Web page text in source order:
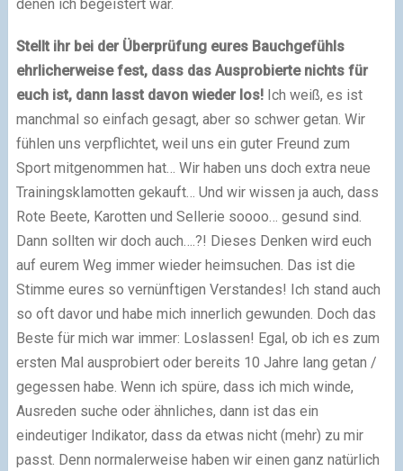
denen ich begeistert war.
Stellt ihr bei der Überprüfung eures Bauchgefühls
ehrlicherweise fest, dass das Ausprobierte nichts für
euch ist, dann lasst davon wieder los!Ich weiß, es ist
manchmal so einfach gesagt, aber so schwer getan. Wir
fühlen uns verpflichtet, weil uns ein guter Freund zum
Sport mitgenommen hat… Wir haben uns doch extra neue
Trainingsklamotten gekauft… Und wir wissen ja auch, dass
Rote Beete, Karotten und Sellerie soooo… gesund sind.
Dann sollten wir doch auch….?! Dieses Denken wird euch
auf eurem Weg immer wieder heimsuchen. Das ist die
Stimme eures so vernünftigen Verstandes! Ich stand auch
so oft davor und habe mich innerlich gewunden. Doch das
Beste für mich war immer: Loslassen! Egal, ob ich es zum
ersten Mal ausprobiert oder bereits 10 Jahre lang getan /
gegessen habe. Wenn ich spüre, dass ich mich winde,
Ausreden suche oder ähnliches, dann ist das ein
eindeutiger Indikator, dass da etwas nicht (mehr) zu mir
passt. Denn normalerweise haben wir einen ganz natürlich